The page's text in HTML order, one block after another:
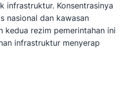
infrastruktur. Konsentrasinya
nasional dan kawasan
kedua rezim pemerintahan ini
infrastruktur menyerap